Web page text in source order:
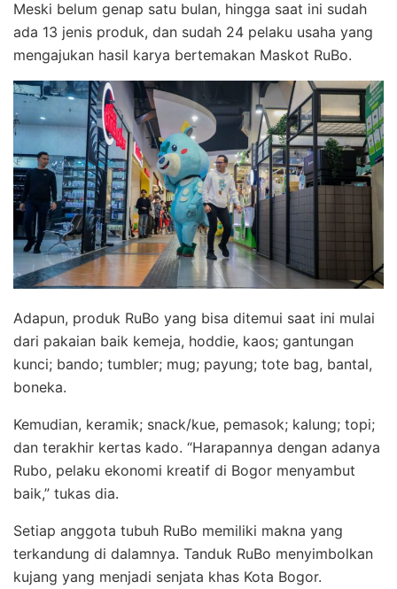
Meski belum genap satu bulan, hingga saat ini sudah
ada 13 jenis produk, dan sudah 24 pelaku usaha yang
mengajukan hasil karya bertemakan Maskot RuBo.
Adapun, produk RuBo yang bisa ditemui saat ini mulai
dari pakaian baik kemeja, hoddie, kaos; gantungan
kunci; bando; tumbler; mug; payung; tote bag, bantal,
boneka.
Kemudian, keramik; snack/kue, pemasok; kalung; topi;
dan terakhir kertas kado. “Harapannya dengan adanya
Rubo, pelaku ekonomi kreatif di Bogor menyambut
baik,” tukas dia.
Setiap anggota tubuh RuBo memiliki makna yang
terkandung di dalamnya. Tanduk RuBo menyimbolkan
kujang yang menjadi senjata khas Kota Bogor.